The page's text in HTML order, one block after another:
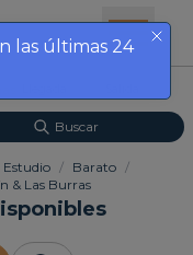
Buscar
Estudio / Barato /
& Las Burras
las últimas 24